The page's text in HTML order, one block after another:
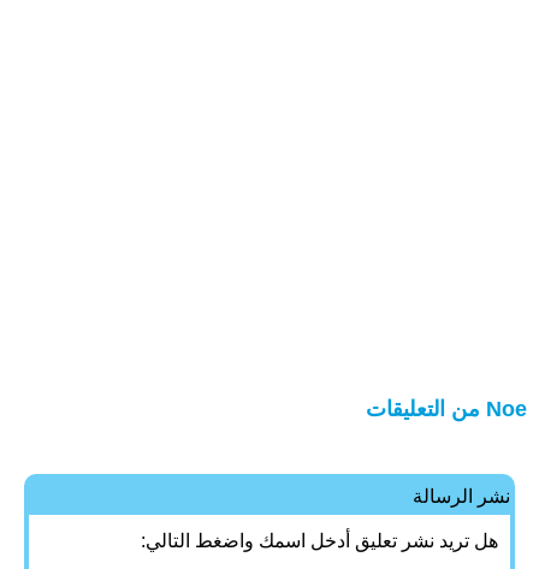
Noe من التعليقات
نشر الرسالة
هل تريد نشر تعليق أدخل اسمك واضغط التالي: